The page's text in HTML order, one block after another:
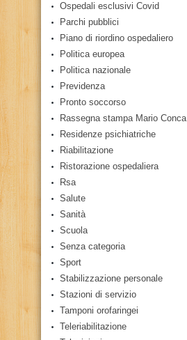
Ospedali esclusivi Covid
Parchi pubblici
Piano di riordino ospedaliero
Politica europea
Politica nazionale
Previdenza
Pronto soccorso
Rassegna stampa Mario Conca
Residenze psichiatriche
Riabilitazione
Ristorazione ospedaliera
Rsa
Salute
Sanità
Scuola
Senza categoria
Sport
Stabilizzazione personale
Stazioni di servizio
Tamponi orofaringei
Teleriabilitazione